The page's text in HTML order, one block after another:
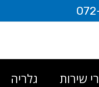
שירות גלריה